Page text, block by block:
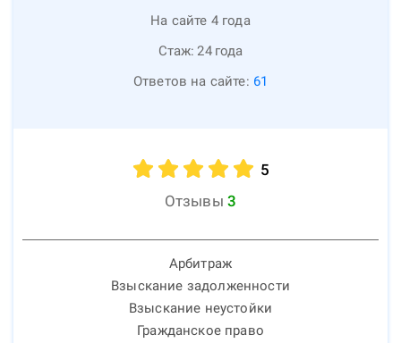
На сайте 4 года
Стаж: 24 года
Ответов на сайте: 61
5
Отзывы 3
Арбитраж
Взыскание задолженности
Взыскание неустойки
Гражданское право